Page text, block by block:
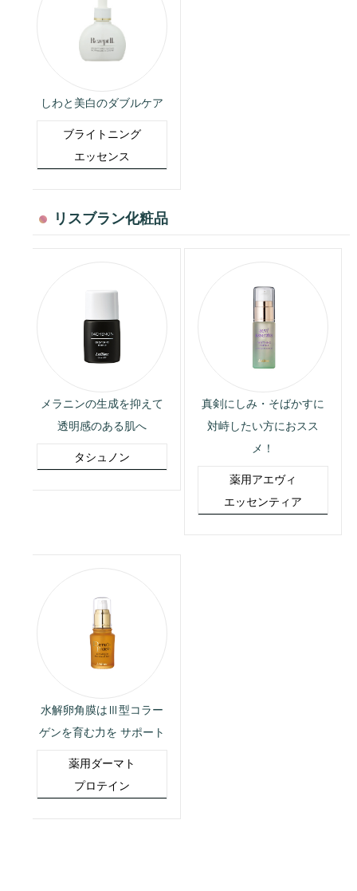
しわと美白のダブルケア
ブライトニング
エッセンス
リスブラン化粧品
メラニンの生成を抑えて
透明感のある肌へ
タシュノン
真剣にしみ・そばかすに
対峙したい方におスス
メ！
薬用アエヴィ
エッセンティア
水解卵角膜はⅢ型コラー
ゲンを育む力を サポート
薬用ダーマト
プロテイン